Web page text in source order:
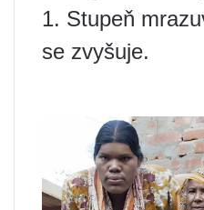
1. Stupeň
se zvyšuje.